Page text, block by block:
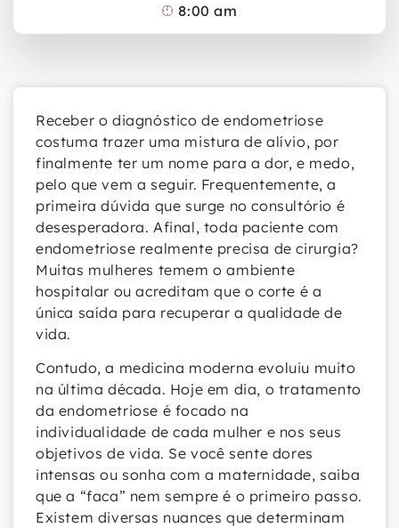
8:00 am
Receber o diagnóstico de endometriose
costuma trazer uma mistura de alívio, por
finalmente ter um nome para a dor, e medo,
pelo que vem a seguir. Frequentemente, a
primeira dúvida que surge no consultório é
desesperadora. Afinal, toda paciente com
endometriose realmente precisa de cirurgia?
Muitas mulheres temem o ambiente
hospitalar ou acreditam que o corte é a
única saída para recuperar a qualidade de
vida.
Contudo, a medicina moderna evoluiu muito
na última década. Hoje em dia, o tratamento
da endometriose é focado na
individualidade de cada mulher e nos seus
objetivos de vida. Se você sente dores
intensas ou sonha com a maternidade, saiba
que a “faca” nem sempre é o primeiro passo.
Existem diversas nuances que determinam